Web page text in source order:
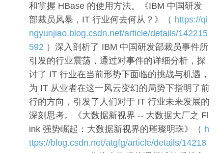
和掌握 HBase 的使用方法。《IBM 中国研发
部裁员风暴，IT 行业何去何从？》（ https://qi
ngyunjiao.blog.csdn.net/article/details/142215
592 ）深入剖析了 IBM 中国研发部裁员事件所
引发的行业震荡，通过对事件的详细分析，探
讨了 IT 行业在当前形势下面临的挑战与机遇，
为 IT 从业者在这一风云变幻的局势下指明了前
行的方向，引发了人们对于 IT 行业未来发展的
深刻思考。《大数据新视界 -- 大数据大厂之 Fl
ink 强势崛起：大数据新视界的璀璨明珠》（ h
ttps://blog.csdn.net/atgfg/article/details/14218